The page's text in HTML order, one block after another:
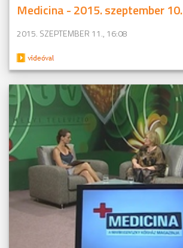
Medicina - 2015. szeptember 10.
2015. SZEPTEMBER 11., 16:08